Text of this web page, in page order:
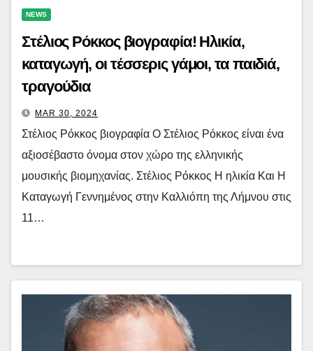
NEWS
Στέλιος Ρόκκος βιογραφία! Ηλικία,
καταγωγή, οι τέσσερις γάμοι, τα παιδιά,
τραγούδια
MAR 30, 2024
Στέλιος Ρόκκος βιογραφία Ο Στέλιος Ρόκκος είναι ένα
αξιοσέβαστο όνομα στον χώρο της ελληνικής
μουσικής βιομηχανίας. Στέλιος Ρόκκος Η ηλικία Και Η
Καταγωγή Γεννημένος στην Καλλιόπη της Λήμνου στις
11…